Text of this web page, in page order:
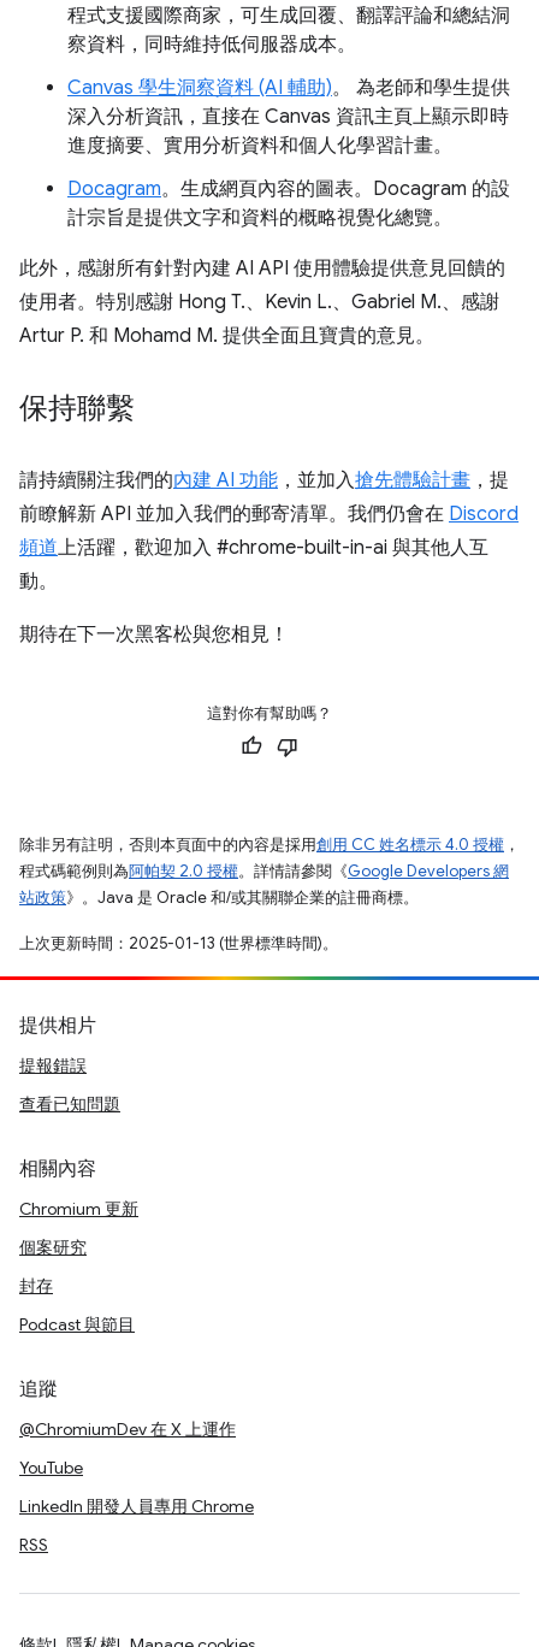
程式支援國際商家，可生成回覆、翻譯評論和總結洞
察資料，同時維持低伺服器成本。
Canvas 學生洞察資料 (AI 輔助)。 為老師和學生提供
深入分析資訊，直接在 Canvas 資訊主頁上顯示即時
進度摘要、實用分析資料和個人化學習計畫。
Docagram。生成網頁內容的圖表。Docagram 的設
計宗旨是提供文字和資料的概略視覺化總覽。
此外，感謝所有針對內建 AI API 使用體驗提供意見回饋的
使用者。特別感謝 Hong T.、Kevin L.、Gabriel M.、感謝
Artur P. 和 Mohamd M. 提供全面且寶貴的意見。
保持聯繫
請持續關注我們的內建 AI 功能 ，並加入搶先體驗計畫 ，提
前瞭解新 API 並加入我們的郵寄清單。我們仍會在 Discord
頻道上活躍，歡迎加入 #chrome-built-in-ai 與其他人互
動。
期待在下一次黑客松與您相見！
這對你有幫助嗎？
除非另有註明，否則本頁面中的內容是採用創用 CC 姓名標示 4.0 授權 ，
程式碼範例則為阿帕契 2.0 授權。詳情請參閱《Google Developers 網
站政策》。Java 是 Oracle 和/或其關聯企業的註冊商標。
上次更新時間：2025-01-13 (世界標準時間)。
提供相片
提報錯誤
查看已知問題
相關內容
Chromium 更新
個案研究
封存
Podcast 與節目
追蹤
@ChromiumDev 在 X 上運作
YouTube
LinkedIn 開發人員專用 Chrome
RSS